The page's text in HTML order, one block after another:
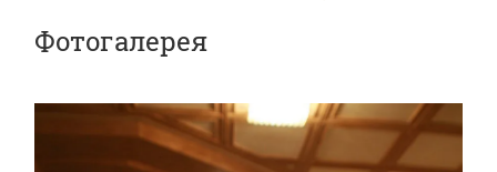
Фотогалерея